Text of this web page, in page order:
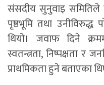
संसदीय सुनुवाइ समितिले
पृष्ठभूमि तथा
थियो। जवाफ दिने
स्वतन्त्रता, निष्पक्षता र
प्राथमिकता हुने बताएका